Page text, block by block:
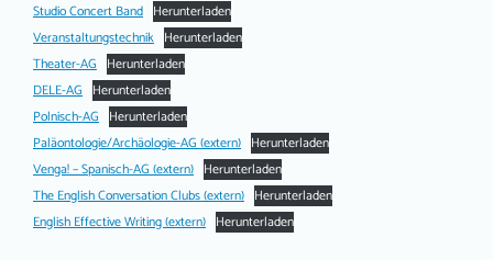
Studio Concert Band Herunterladen
Veranstaltungstechnik Herunterladen
Theater-AG Herunterladen
DELE-AG Herunterladen
Polnisch-AG Herunterladen
Paläontologie/Archäologie-AG (extern) Herunterladen
Venga! – Spanisch-AG (extern) Herunterladen
The English Conversation Clubs (extern) Herunterladen
English Effective Writing (extern) Herunterladen